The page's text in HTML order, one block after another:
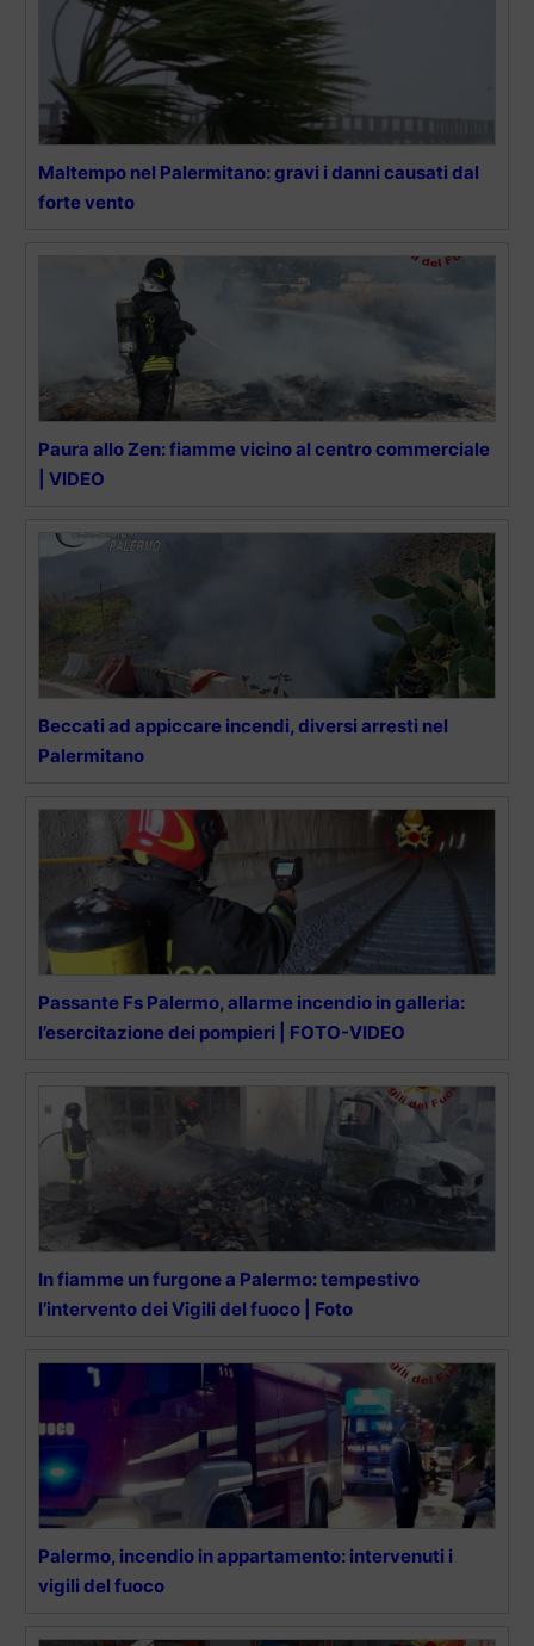
Maltempo nel Palermitano: gravi i danni causati dal
forte vento
Paura allo Zen: fiamme vicino al centro commerciale
| VIDEO
Beccati ad appiccare incendi, diversi arresti nel
Palermitano
Passante Fs Palermo, allarme incendio in galleria:
l’esercitazione dei pompieri | FOTO-VIDEO
In fiamme un furgone a Palermo: tempestivo
l’intervento dei Vigili del fuoco | Foto
Palermo, incendio in appartamento: intervenuti i
vigili del fuoco